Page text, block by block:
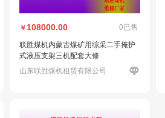
￥ 108000.00 0已售
联胜煤机内蒙古煤矿用综采二手掩护
式液压支架三机配套大修
山东联胜煤机租赁有限公司